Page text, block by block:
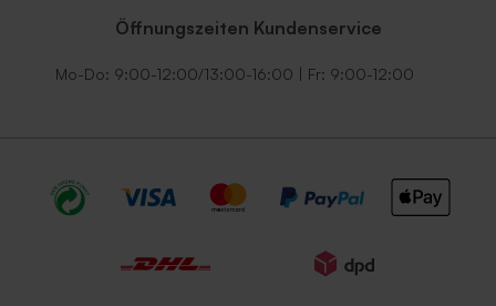
Öffnungszeiten Kundenservice
Mo-Do: 9:00-12:00/13:00-16:00 | Fr: 9:00-12:00